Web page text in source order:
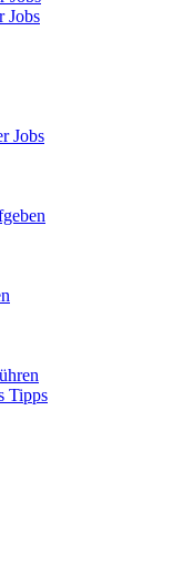
Jobs
Jobs
Tipps